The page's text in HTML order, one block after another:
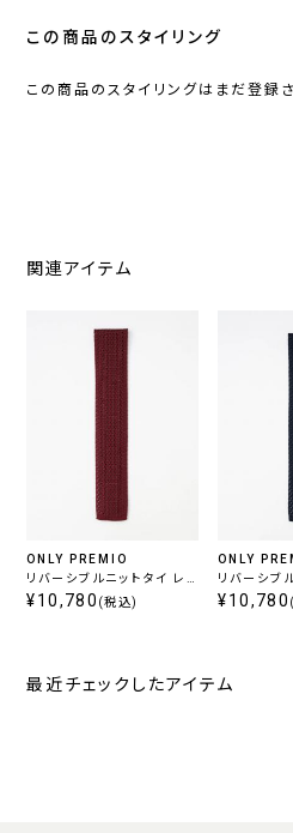
この商品のスタイリング
この商品のスタイリングはまだ登録
関連アイテム
ONLY PREMIO
リバーシブルニットタイ レッ
ド
¥10,780 (税込)
ONLY
リバーシブ
イビー
¥10,780
最近チェックしたアイテム